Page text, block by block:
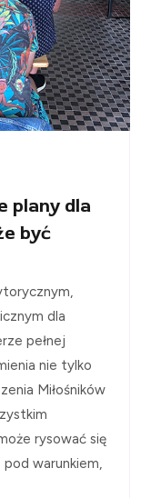
plany dla
być
dla
pełnej
nie tylko
Miłośników
rysować się
warunkiem,